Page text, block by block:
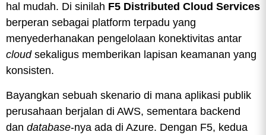
hal mudah. Di sinilah F5 Distributed Cloud Services
berperan sebagai platform terpadu yang
menyederhanakan pengelolaan konektivitas antar
cloud sekaligus memberikan lapisan keamanan yang
konsisten.
Bayangkan sebuah skenario di mana aplikasi publik
perusahaan berjalan di AWS, sementara backend
dan database-nya ada di Azure. Dengan F5, kedua